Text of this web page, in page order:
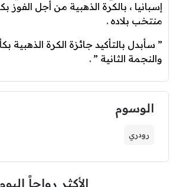
إسبانيا ، بالكرة الذهبية من أجل الفوز
منتخب بلاده .
” سأبدل بالتأكيد جائزة الكرة الذهبية
والنجمة الثانية ” .
الوسوم
رودري
الأكثر رواجاً اليوم